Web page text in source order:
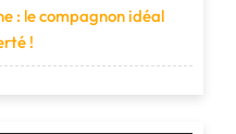
: le compagnon idéal
!